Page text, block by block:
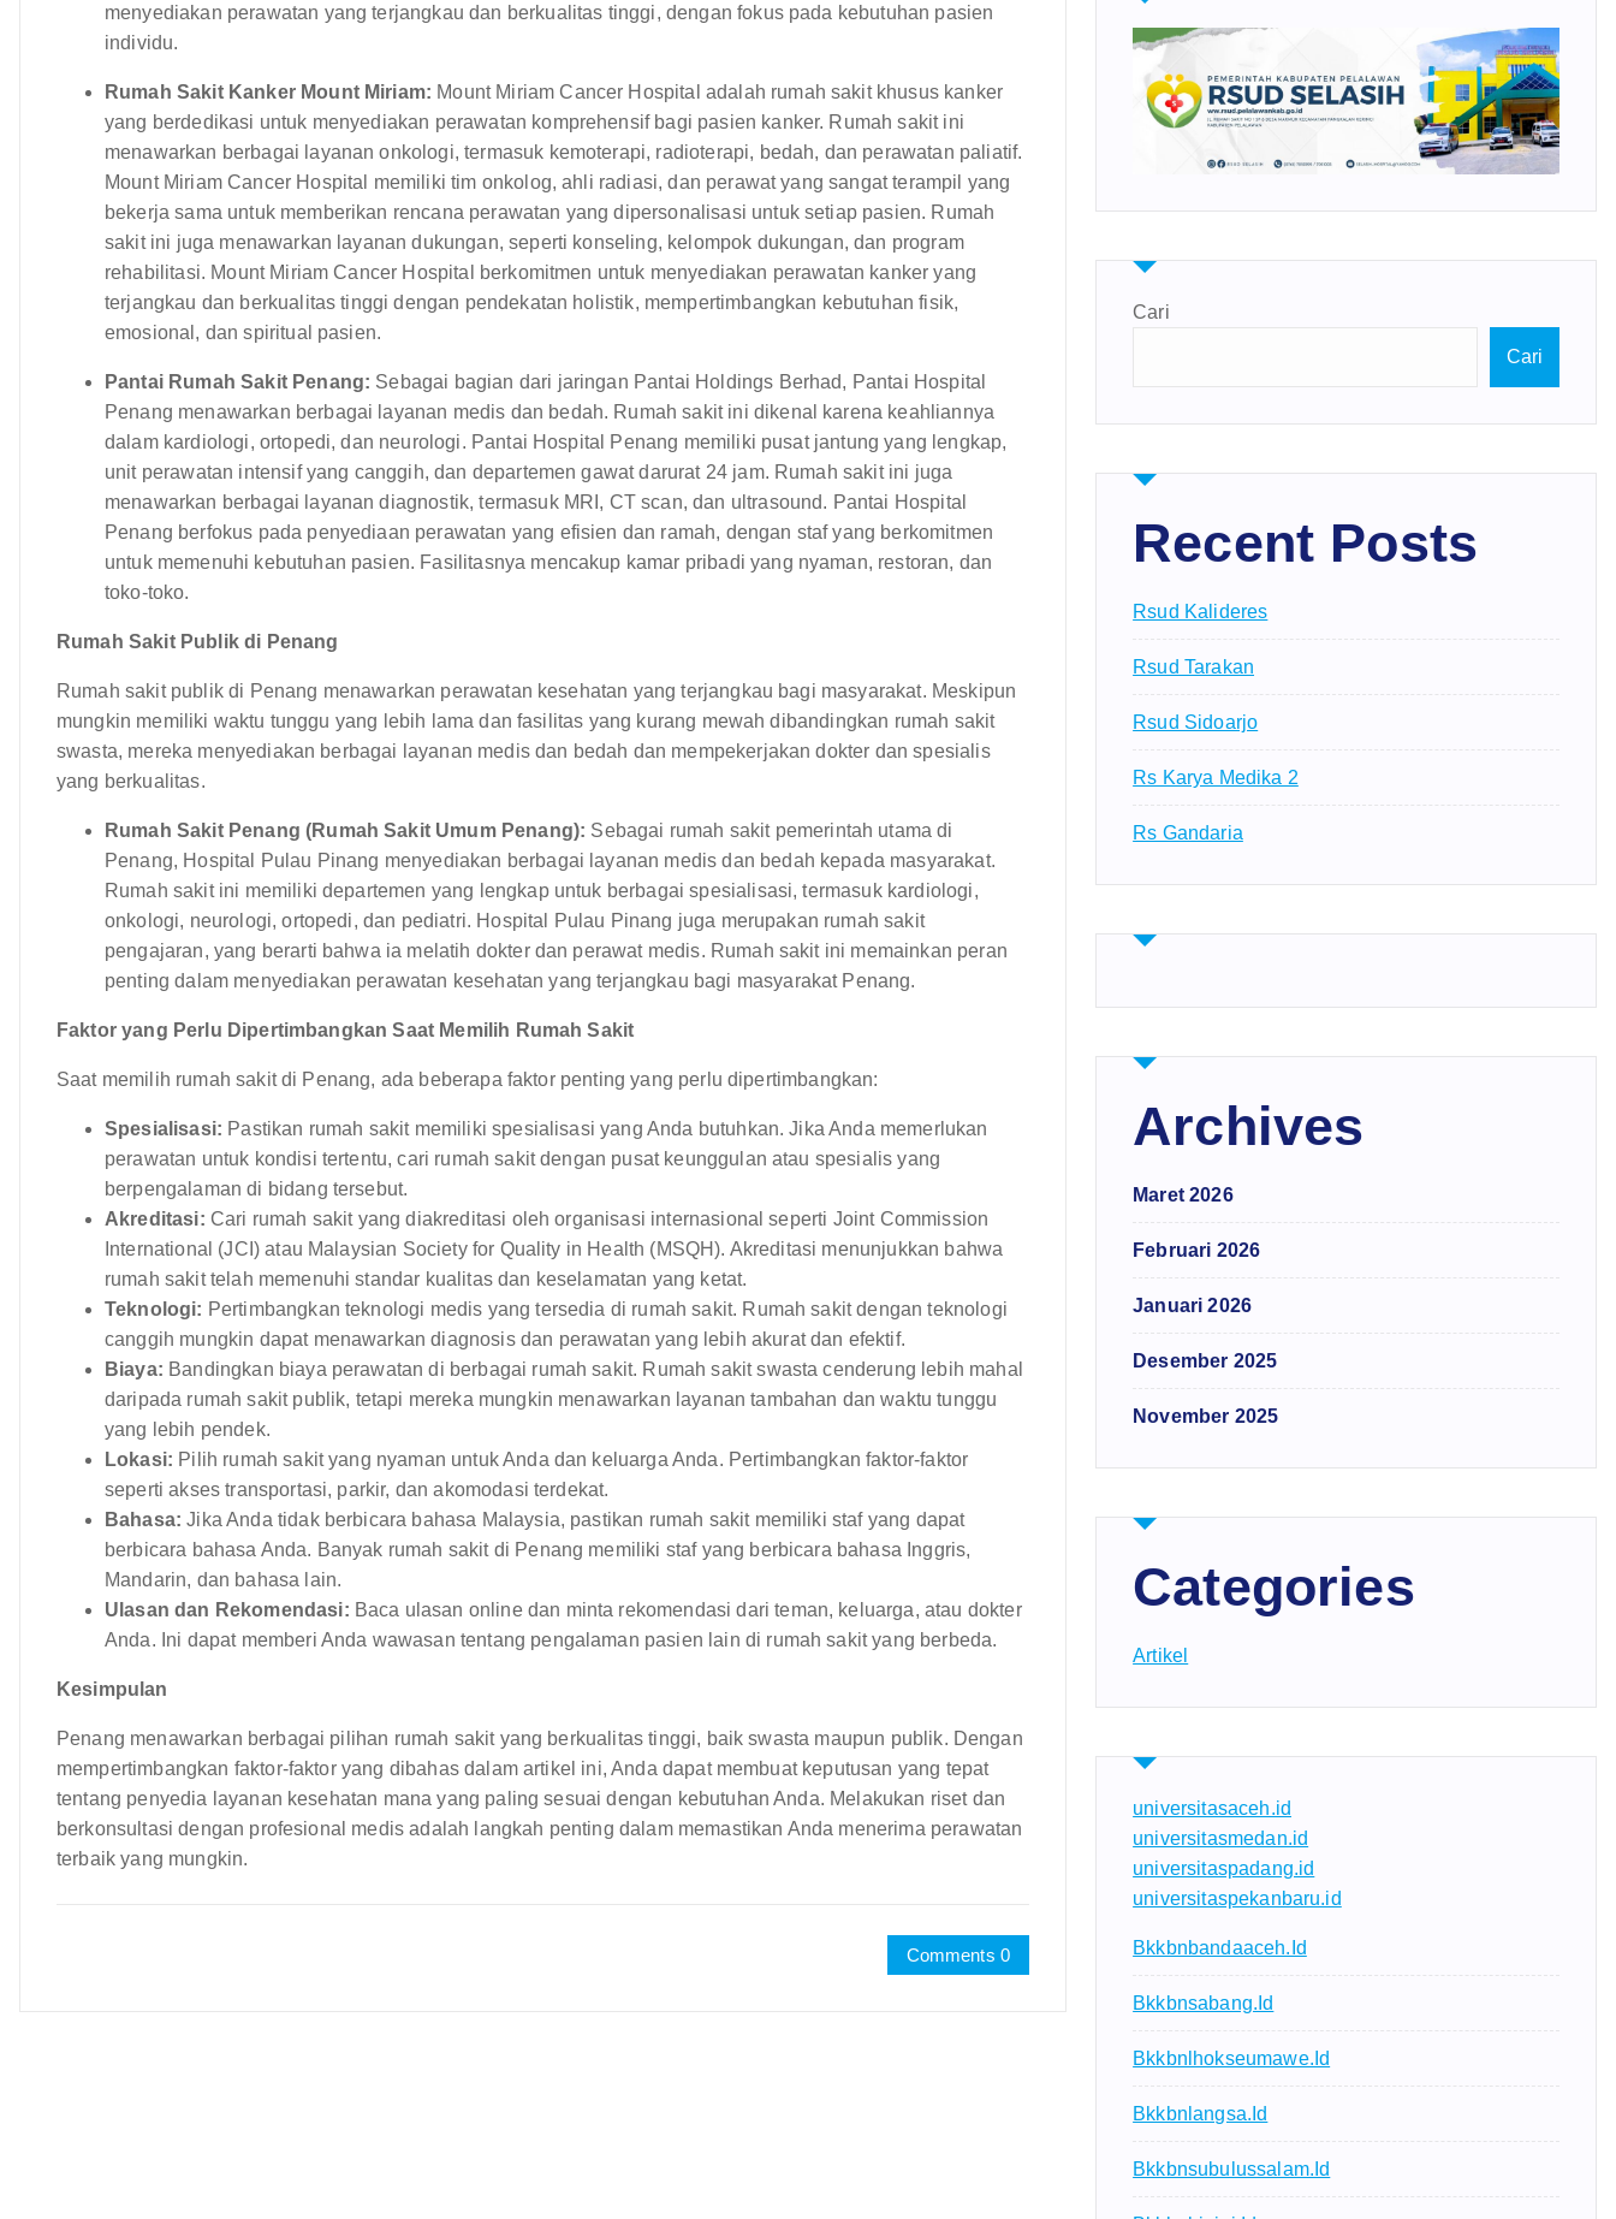
menyediakan perawatan yang terjangkau dan berkualitas tinggi, dengan fokus pada kebutuhan pasien
individu.
Rumah Sakit Kanker Mount Miriam: Mount Miriam Cancer Hospital adalah rumah sakit khusus kanker
yang berdedikasi untuk menyediakan perawatan komprehensif bagi pasien kanker. Rumah sakit ini
menawarkan berbagai layanan onkologi, termasuk kemoterapi, radioterapi, bedah, dan perawatan paliatif.
Mount Miriam Cancer Hospital memiliki tim onkolog, ahli radiasi, dan perawat yang sangat terampil yang
bekerja sama untuk memberikan rencana perawatan yang dipersonalisasi untuk setiap pasien. Rumah
sakit ini juga menawarkan layanan dukungan, seperti konseling, kelompok dukungan, dan program
rehabilitasi. Mount Miriam Cancer Hospital berkomitmen untuk menyediakan perawatan kanker yang
terjangkau dan berkualitas tinggi dengan pendekatan holistik, mempertimbangkan kebutuhan fisik,
emosional, dan spiritual pasien.
Pantai Rumah Sakit Penang: Sebagai bagian dari jaringan Pantai Holdings Berhad, Pantai Hospital
Penang menawarkan berbagai layanan medis dan bedah. Rumah sakit ini dikenal karena keahliannya
dalam kardiologi, ortopedi, dan neurologi. Pantai Hospital Penang memiliki pusat jantung yang lengkap,
unit perawatan intensif yang canggih, dan departemen gawat darurat 24 jam. Rumah sakit ini juga
menawarkan berbagai layanan diagnostik, termasuk MRI, CT scan, dan ultrasound. Pantai Hospital
Penang berfokus pada penyediaan perawatan yang efisien dan ramah, dengan staf yang berkomitmen
untuk memenuhi kebutuhan pasien. Fasilitasnya mencakup kamar pribadi yang nyaman, restoran, dan
toko-toko.
Rumah Sakit Publik di Penang
Rumah sakit publik di Penang menawarkan perawatan kesehatan yang terjangkau bagi masyarakat. Meskipun
mungkin memiliki waktu tunggu yang lebih lama dan fasilitas yang kurang mewah dibandingkan rumah sakit
swasta, mereka menyediakan berbagai layanan medis dan bedah dan mempekerjakan dokter dan spesialis
yang berkualitas.
Rumah Sakit Penang (Rumah Sakit Umum Penang): Sebagai rumah sakit pemerintah utama di
Penang, Hospital Pulau Pinang menyediakan berbagai layanan medis dan bedah kepada masyarakat.
Rumah sakit ini memiliki departemen yang lengkap untuk berbagai spesialisasi, termasuk kardiologi,
onkologi, neurologi, ortopedi, dan pediatri. Hospital Pulau Pinang juga merupakan rumah sakit
pengajaran, yang berarti bahwa ia melatih dokter dan perawat medis. Rumah sakit ini memainkan peran
penting dalam menyediakan perawatan kesehatan yang terjangkau bagi masyarakat Penang.
Faktor yang Perlu Dipertimbangkan Saat Memilih Rumah Sakit
Saat memilih rumah sakit di Penang, ada beberapa faktor penting yang perlu dipertimbangkan:
Spesialisasi: Pastikan rumah sakit memiliki spesialisasi yang Anda butuhkan. Jika Anda memerlukan
perawatan untuk kondisi tertentu, cari rumah sakit dengan pusat keunggulan atau spesialis yang
berpengalaman di bidang tersebut.
Akreditasi: Cari rumah sakit yang diakreditasi oleh organisasi internasional seperti Joint Commission
International (JCI) atau Malaysian Society for Quality in Health (MSQH). Akreditasi menunjukkan bahwa
rumah sakit telah memenuhi standar kualitas dan keselamatan yang ketat.
Teknologi: Pertimbangkan teknologi medis yang tersedia di rumah sakit. Rumah sakit dengan teknologi
canggih mungkin dapat menawarkan diagnosis dan perawatan yang lebih akurat dan efektif.
Biaya: Bandingkan biaya perawatan di berbagai rumah sakit. Rumah sakit swasta cenderung lebih mahal
daripada rumah sakit publik, tetapi mereka mungkin menawarkan layanan tambahan dan waktu tunggu
yang lebih pendek.
Lokasi: Pilih rumah sakit yang nyaman untuk Anda dan keluarga Anda. Pertimbangkan faktor-faktor
seperti akses transportasi, parkir, dan akomodasi terdekat.
Bahasa: Jika Anda tidak berbicara bahasa Malaysia, pastikan rumah sakit memiliki staf yang dapat
berbicara bahasa Anda. Banyak rumah sakit di Penang memiliki staf yang berbicara bahasa Inggris,
Mandarin, dan bahasa lain.
Ulasan dan Rekomendasi: Baca ulasan online dan minta rekomendasi dari teman, keluarga, atau dokter
Anda. Ini dapat memberi Anda wawasan tentang pengalaman pasien lain di rumah sakit yang berbeda.
Kesimpulan
Penang menawarkan berbagai pilihan rumah sakit yang berkualitas tinggi, baik swasta maupun publik. Dengan
mempertimbangkan faktor-faktor yang dibahas dalam artikel ini, Anda dapat membuat keputusan yang tepat
tentang penyedia layanan kesehatan mana yang paling sesuai dengan kebutuhan Anda. Melakukan riset dan
berkonsultasi dengan profesional medis adalah langkah penting dalam memastikan Anda menerima perawatan
terbaik yang mungkin.
Comments 0
Cari
Cari
Recent Posts
Rsud Kalideres
Rsud Tarakan
Rsud Sidoarjo
Rs Karya Medika 2
Rs Gandaria
Archives
Maret 2026
Februari 2026
Januari 2026
Desember 2025
November 2025
Categories
Artikel
universitasaceh.id
universitasmedan.id
universitaspadang.id
universitaspekanbaru.id
Bkkbnbandaaceh.id
Bkkbnsabang.id
Bkkbnlhokseumawe.id
Bkkbnlangsa.id
Bkkbnsubulussalam.id